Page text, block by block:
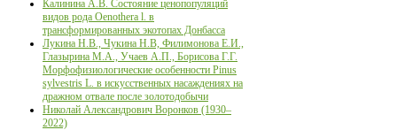
Калинина А.В. Состояние ценопопуляций
видов рода Oenothera l. в
трансформированных экотопах Донбасса
Лукина Н.В., Чукина Н.В, Филимонова Е.И.,
Глазырина М.А., Учаев А.П., Борисова Г.Г.
Морфофизиологические особенности Pinus
sylvestris L. в искусственных насаждениях на
дражном отвале после золотодобычи
Николай Александрович Воронков (1930–
2022)